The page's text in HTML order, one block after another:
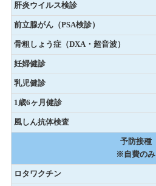
肝炎ウイルス検診
前立腺がん（PSA検診）
骨粗しょう症（DXA・超音波）
妊婦健診
乳児健診
1歳6ヶ月健診
風しん抗体検査
予防接種
※自費のみ
ロタワクチン